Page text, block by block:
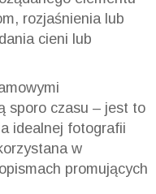
rozjaśnienia lub
cieni lub
sporo czasu – jest to
idealnej fotografii
w
promujących